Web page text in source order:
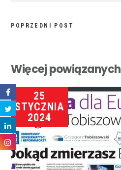
POPRZEDNI POST
Więcej
25
STYCZNIA
2024